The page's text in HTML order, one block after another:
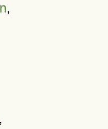
,
,